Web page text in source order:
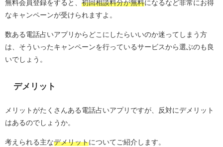
無料会員登録をすると、 初回相談料分が無料になるなど非常にお得
なキャンペーンが受けられますよ。
数ある電話占いアプリからどこにしたらいいのか迷ってしまう方
は、そういったキャンペーンを行っているサービスから選ぶのも良
いでしょう。
デメリット
メリットがたくさんある電話占いアプリですが、反対にデメリット
はあるのでしょうか。
考えられる主なデメリットについてご紹介します。